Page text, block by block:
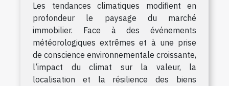
Les tendances climatiques modifient en
profondeur le paysage du marché
immobilier. Face à des événements
météorologiques extrêmes et à une prise
de conscience environnementale croissante,
l’impact du climat sur la valeur, la
localisation et la résilience des biens